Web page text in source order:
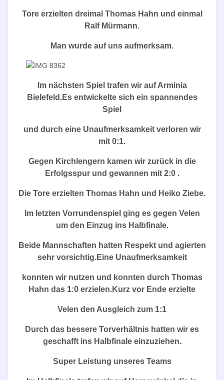
Tore erzielten dreimal Thomas Hahn und einmal
Ralf Mürmann.
Man wurde auf uns aufmerksam.
Im nächsten Spiel trafen wir auf Arminia
Bielefeld.Es entwickelte sich ein spannendes
Spiel
und durch eine Unaufmerksamkeit verloren wir
mit 0:1.
Gegen Kirchlengern kamen wir zurück in die
Erfolgsspur und gewannen mit 2:0 .
Die Tore erzielten Thomas Hahn und Heiko Ziebe.
Im letzten Vorrundenspiel ging es gegen Velen
um den Einzug ins Halbfinale.
Beide Mannschaften hatten Respekt und agierten
sehr vorsichtig.Eine Unaufmerksamkeit
konnten wir nutzen und konnten durch Thomas
Hahn das 1:0 erzielen.Kurz vor Ende erzielte
Velen den Ausgleich zum 1:1
Durch das bessere Torverhältnis hatten wir es
geschafft ins Halbfinale einzuziehen.
Super Leistung unseres Teams